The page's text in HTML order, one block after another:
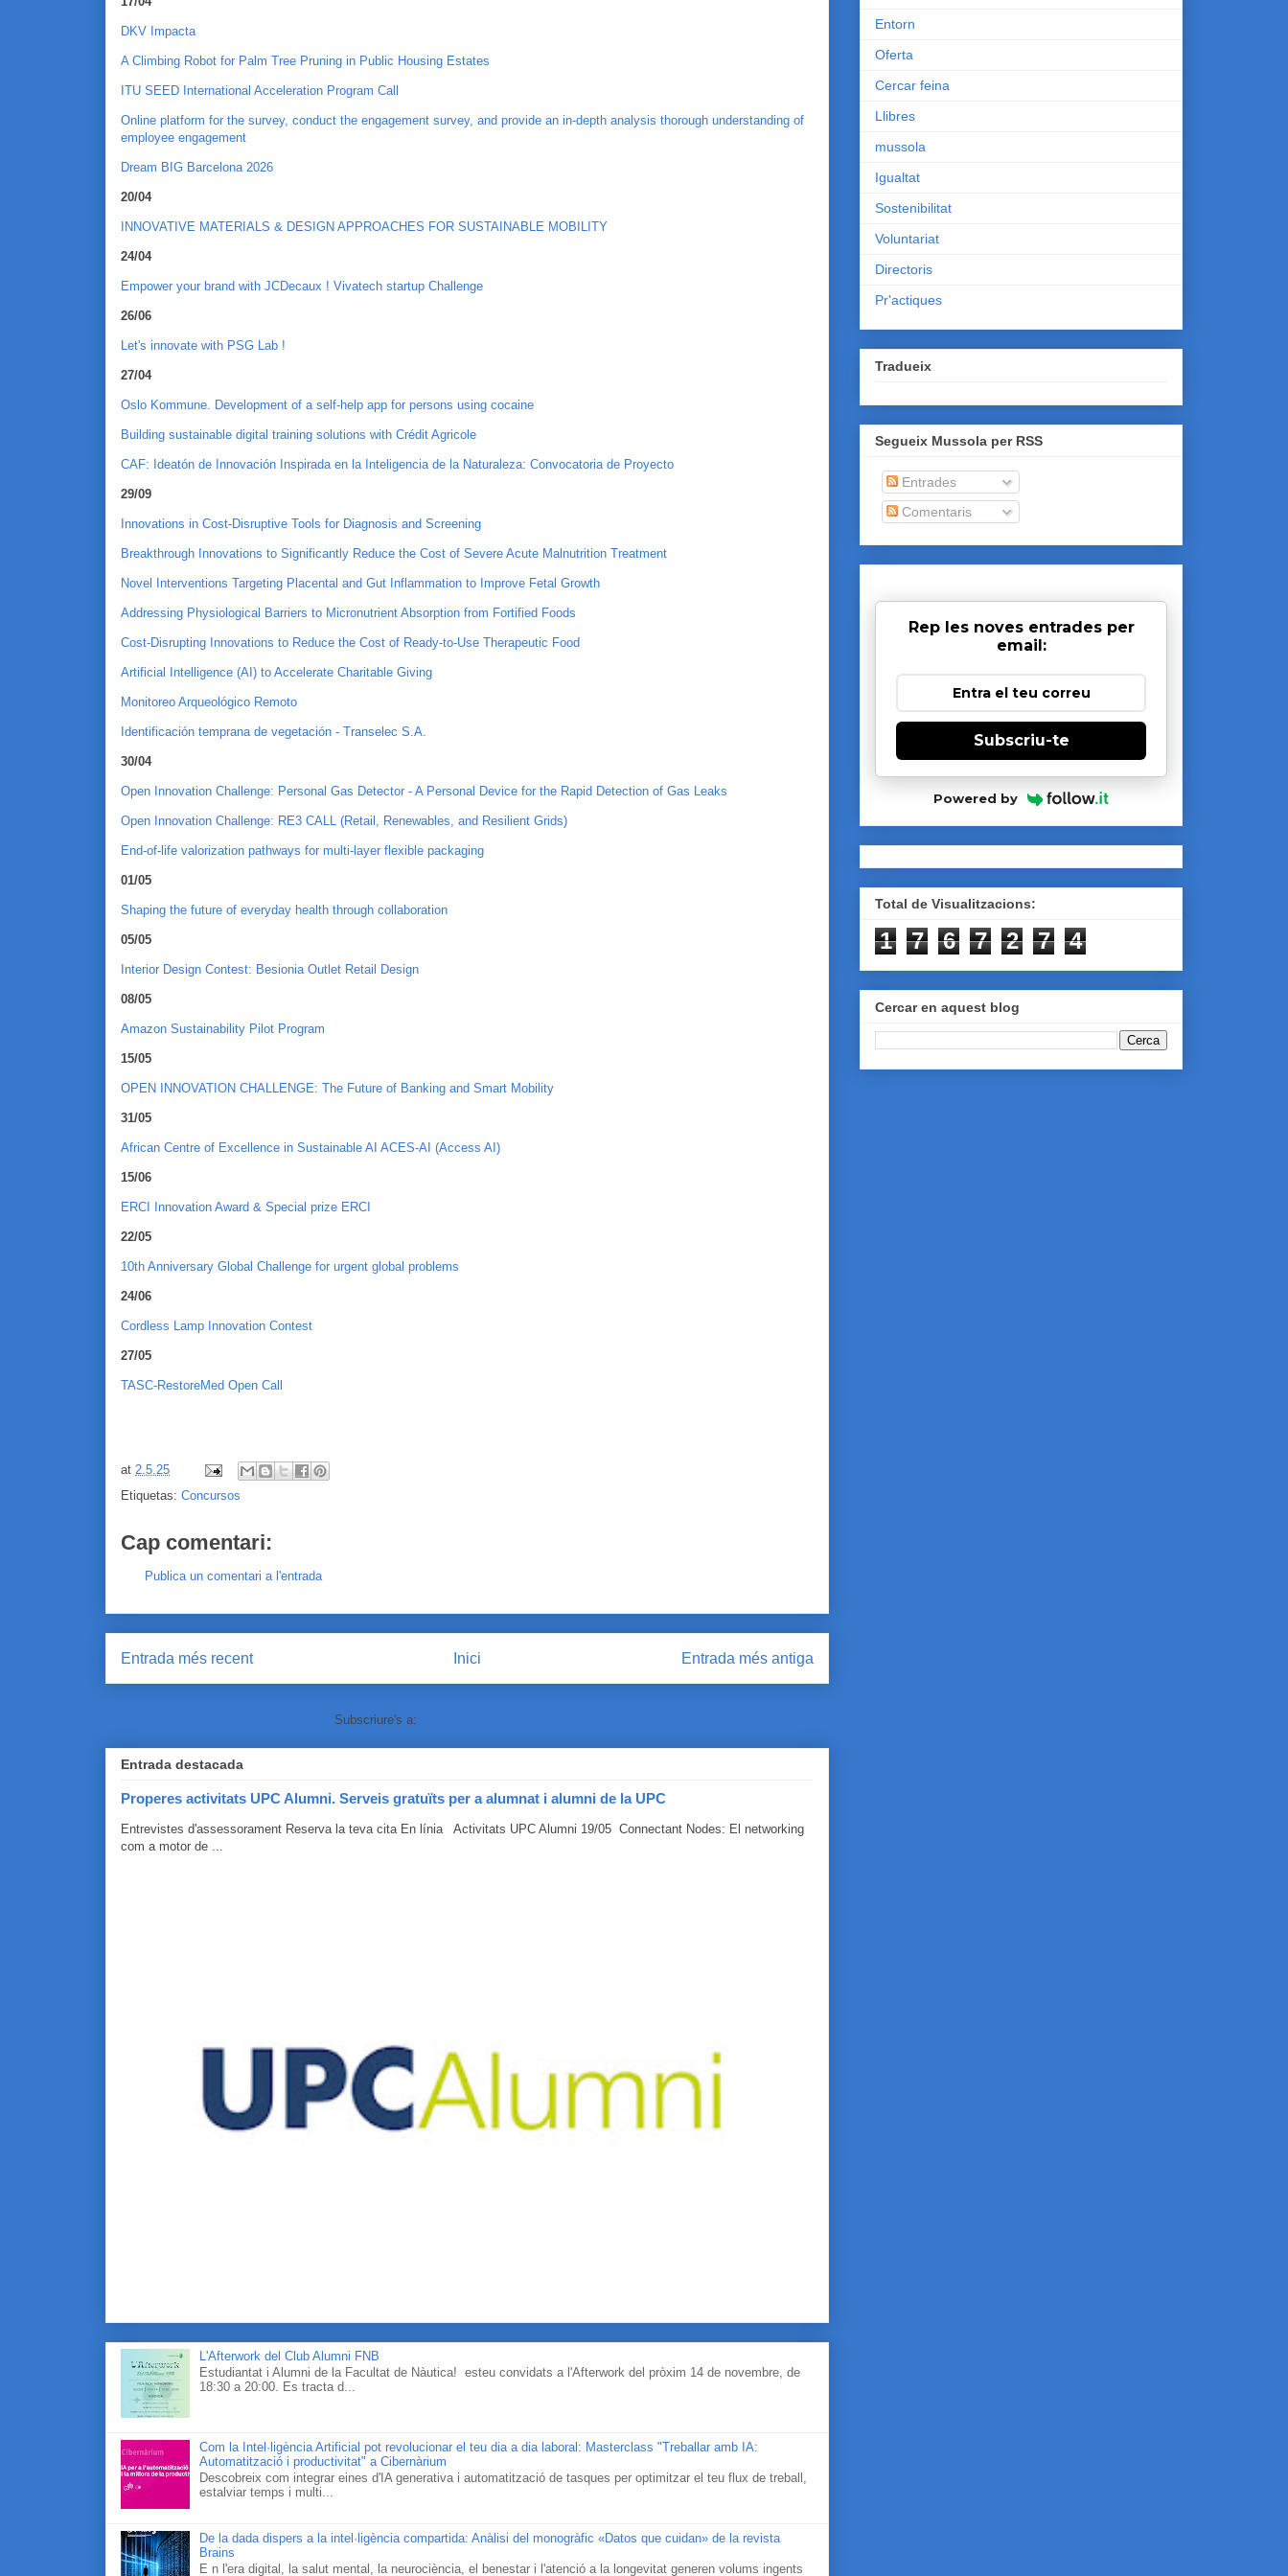
DKV Impacta
A Climbing Robot for Palm Tree Pruning in Public Housing Estates
ITU SEED International Acceleration Program Call
Online platform for the survey, conduct the engagement survey, and provide an in-depth analysis thorough understanding of
employee engagement
Dream BIG Barcelona 2026
20/04
INNOVATIVE MATERIALS & DESIGN APPROACHES FOR SUSTAINABLE MOBILITY
24/04
Empower your brand with JCDecaux ! Vivatech startup Challenge
26/06
Let's innovate with PSG Lab !
27/04
Oslo Kommune. Development of a self-help app for persons using cocaine
Building sustainable digital training solutions with Crédit Agricole
CAF: Ideatón de Innovación Inspirada en la Inteligencia de la Naturaleza: Convocatoria de Proyecto
29/09
Innovations in Cost-Disruptive Tools for Diagnosis and Screening
Breakthrough Innovations to Significantly Reduce the Cost of Severe Acute Malnutrition Treatment
Novel Interventions Targeting Placental and Gut Inflammation to Improve Fetal Growth
Addressing Physiological Barriers to Micronutrient Absorption from Fortified Foods
Cost-Disrupting Innovations to Reduce the Cost of Ready-to-Use Therapeutic Food
Artificial Intelligence (AI) to Accelerate Charitable Giving
Monitoreo Arqueológico Remoto
Identificación temprana de vegetación - Transelec S.A.
30/04
Open Innovation Challenge: Personal Gas Detector - A Personal Device for the Rapid Detection of Gas Leaks
Open Innovation Challenge: RE3 CALL (Retail, Renewables, and Resilient Grids)
End-of-life valorization pathways for multi-layer flexible packaging
01/05
Shaping the future of everyday health through collaboration
05/05
Interior Design Contest: Besionia Outlet Retail Design
08/05
Amazon Sustainability Pilot Program
15/05
OPEN INNOVATION CHALLENGE: The Future of Banking and Smart Mobility
31/05
African Centre of Excellence in Sustainable AI ACES-AI (Access AI)
15/06
ERCI Innovation Award & Special prize ERCI
22/05
10th Anniversary Global Challenge for urgent global problems
24/06
Cordless Lamp Innovation Contest
27/05
TASC-RestoreMed Open Call
at 2.5.25
Etiquetas: Concursos
Cap comentari:
Publica un comentari a l'entrada
Entrada més recent Entrada més antiga
Inici
Subscriure's a:
Entrada destacada
Properes activitats UPC Alumni. Serveis gratuïts per a alumnat i alumni de la UPC
Entrevistes d'assessorament Reserva la teva cita En línia Activitats UPC Alumni 19/05 Connectant Nodes: El networking
com a motor de ...
L'Afterwork del Club Alumni FNB
Estudiantat i Alumni de la Facultat de Nàutica! esteu convidats a l'Afterwork del pròxim 14 de novembre, de
18:30 a 20:00. Es tracta d...
Com la Intel·ligència Artificial pot revolucionar el teu dia a dia laboral: Masterclass "Treballar amb IA:
Automatització i productivitat" a Cibernàrium
Descobreix com integrar eines d'IA generativa i automatització de tasques per optimitzar el teu flux de treball,
estalviar temps i multi...
De la dada dispers a la intel·ligència compartida: Anàlisi del monogràfic «Datos que cuidan» de la revista
Brains
E n l'era digital, la salut mental, la neurociència, el benestar i l'atenció a la longevitat generen volums ingents
Entorn
Oferta
Cercar feina
Llibres
mussola
Igualtat
Sostenibilitat
Voluntariat
Directoris
Pr'actiques
Tradueix
Segueix Mussola per RSS
Entrades
Comentaris
Rep les noves entrades per
email:
Subscriu-te
Powered by
Total de Visualitzacions:
1 7 6 7 2 7 4
Cercar en aquest blog